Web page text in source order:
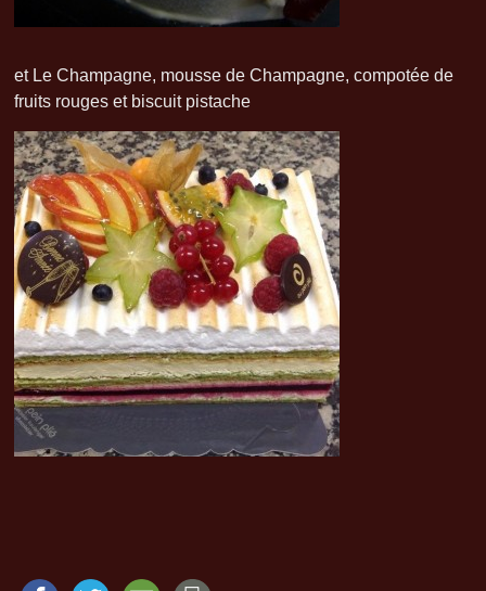
et Le Champagne, mousse de Champagne, compotée de
fruits rouges et biscuit pistache